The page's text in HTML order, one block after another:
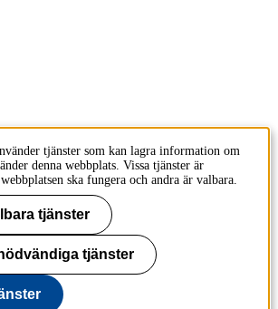
KTH
tjänster som kan lagra information om
denna webbplats. Vissa tjänster är
ska fungera och andra är valbara.
tjänster
tjänster